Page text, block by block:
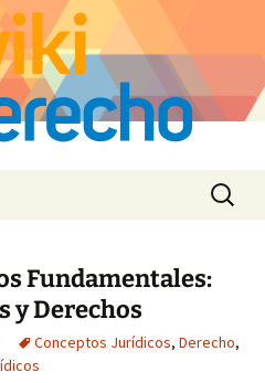
Buscar:
Fundamentales:
y Derechos
Conceptos Jurídicos, Derecho,